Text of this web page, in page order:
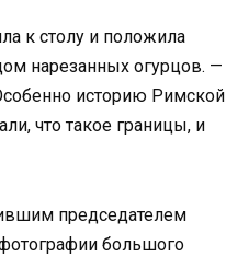
к столу и положила
нарезанных огурцов. —
историю Римской
что такое границы, и
председателем
большого